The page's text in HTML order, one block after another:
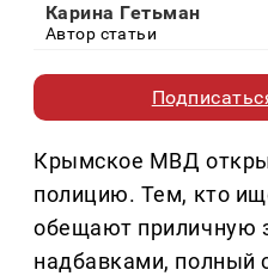
Карина Гетьман
Автор статьи
Крымское МВД
полицию. Тем, кто
обещают приличную
надбавками, полный